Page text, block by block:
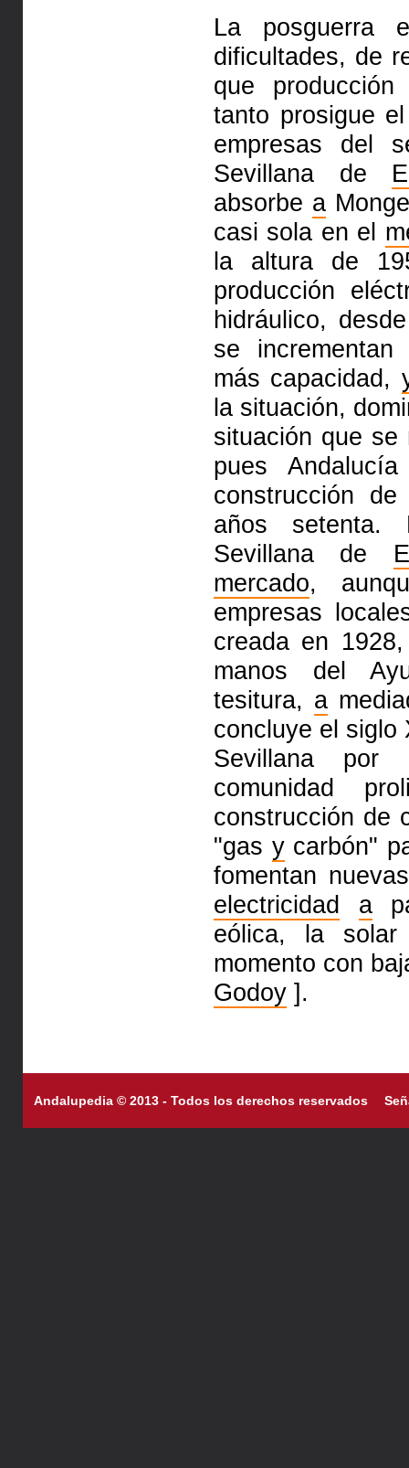
La posguerra
dificultades, de
que
tanto prosigue
empresas del
Sevillana de
absorbe a
casi sola en el
la altura de
producción
hidráulico,
se
más capacidad,
la situación,
situación que
pues
construcción
años setenta.
Sevillana de
mercado,
empresas
creada en
manos del
tesitura, a
concluye el siglo
Sevillana por
comunidad
construcción de
"gas ycarbón"
fomentan
electricidad
a
eólica, la
momento con
Godoy ].
Andalupedia © 2013 - Todos los derechos reservados